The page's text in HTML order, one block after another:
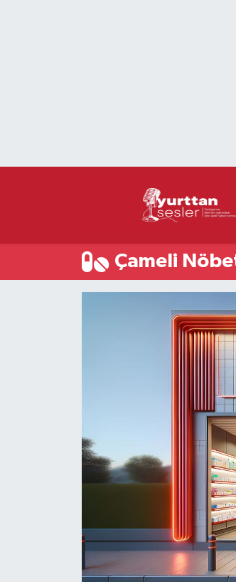
Çameli
Süper Lig Puan Durumu ve Fikstür
Son Dakika Haberleri